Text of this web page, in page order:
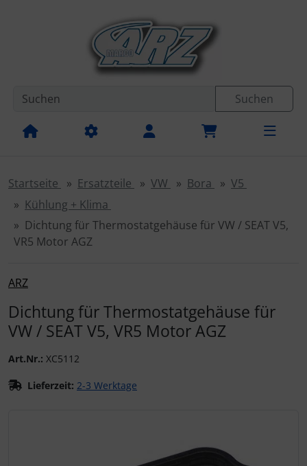
Suchen
Startseite Ersatzteile VW Bora
V5
Kühlung + Klima
Dichtung für Thermostatgehäuse für VW / SEAT V5,
VR5 Motor AGZ
ARZ
Dichtung für Thermostatgehäuse für
VW / SEAT V5, VR5 Motor AGZ
Art.Nr.: XC5112
Lieferzeit: 2-3 Werktage